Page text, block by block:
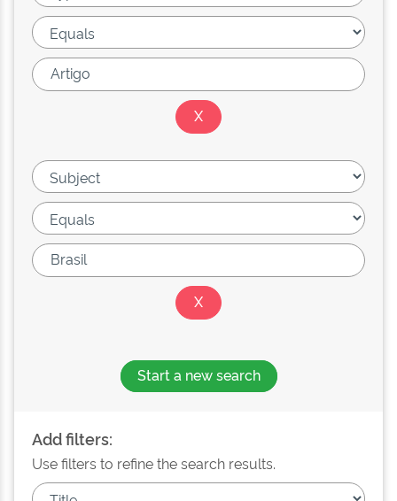
Start a new search
Add filters:
Use filters to refine the search results.